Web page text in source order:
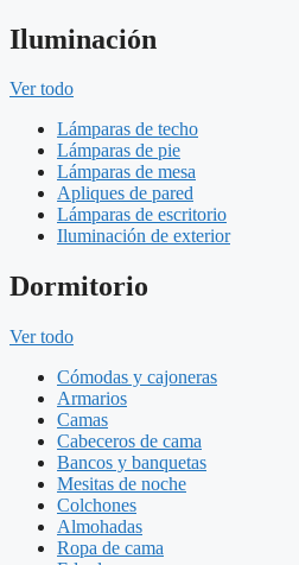
Iluminación
Ver todo
Lámparas de techo
Lámparas de pie
Lámparas de mesa
Apliques de pared
Lámparas de escritorio
Iluminación de exterior
Dormitorio
Ver todo
Cómodas y cajoneras
Armarios
Camas
Cabeceros de cama
Bancos y banquetas
Mesitas de noche
Colchones
Almohadas
Ropa de cama